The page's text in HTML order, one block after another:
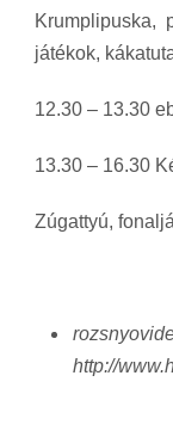
Krumplipuska,
játékok,
12.30 – 13.30
13.30 – 16.30
Zúgattyú,
http://